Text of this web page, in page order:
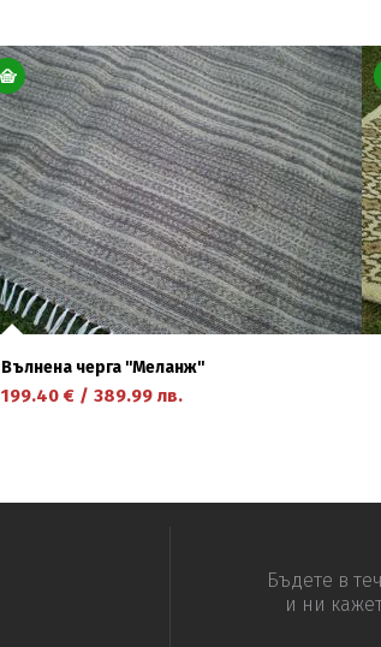
научете повече
Вълнена черга ''Меланж''
199.40 € / 389.99 лв.
Бъдете в
и ни